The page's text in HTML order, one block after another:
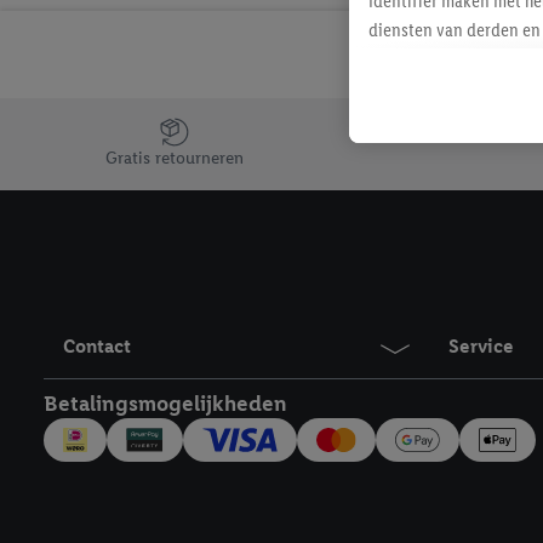
Jouw voordelen bij ons als Lidl webshop klant
Gratis retourneren
Contact Service
Betalingsmogelijkheden
diensten van derden
Als je hiervoor
eerder interesse hebt
maar het niet te
mailadres en met
Onder "Aanpassen"
Door te klikken op
technieken worden
inclusief over de
trekken, vind je in onze
over de cookies die